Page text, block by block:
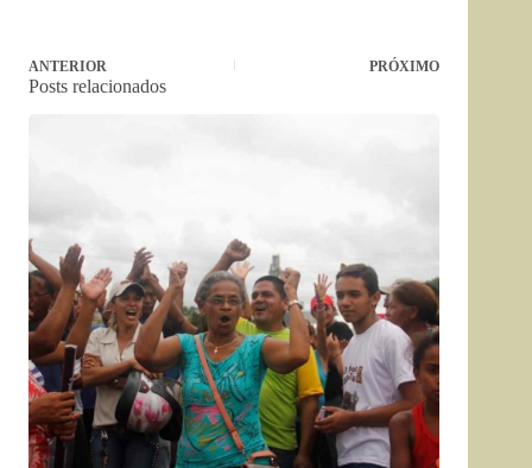
ANTERIOR PRÓXIMO
Posts relacionados